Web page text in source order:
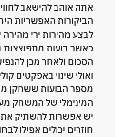
אתה אוהב להישאב
הביקורות האפשריות
לבצע מהירות ירי מהירה
כאשר בועות
הסכום ולאחר מכן
ואולי שינוי באפקטים
מספר הבועות ששחקן
המינימלי של המשחק
יש אפשרות להשתיק
חוזרים יכולים אפילו